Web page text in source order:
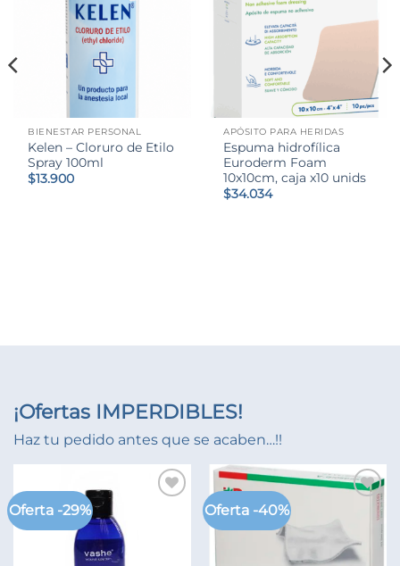
BIENESTAR PERSONAL
Kelen – Cloruro de Etilo
Spray 100ml
$13.900
APÓSITO PARA HERIDAS
Espuma hidrofílica
Euroderm Foam
10x10cm, caja x10 unids
$34.034
¡Ofertas IMPERDIBLES!
Haz tu pedido antes que se acaben…!!
Oferta -29% Oferta -40%